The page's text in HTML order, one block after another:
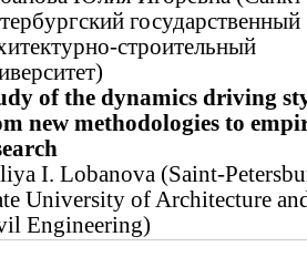
государственный
строительный
of the dynamics driving
new methodologies to
I. Lobanova (Saint-
University of Architecture
Engineering)